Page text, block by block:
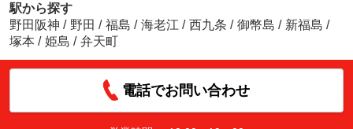
駅から探す
野田阪神 / 野田 / 福島 / 海老江 / 西九条 / 御幣島 / 新福島 /
塚本 / 姫島 / 弁天町
電話でお問い合わせ